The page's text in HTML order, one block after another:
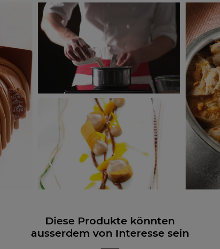
Diese Produkte könnten
ausserdem von Interesse sein